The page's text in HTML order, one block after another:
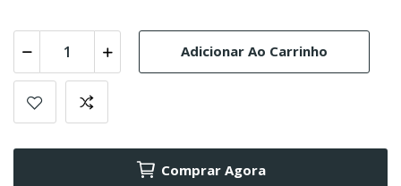
Adicionar Ao Carrinho
Comprar Agora